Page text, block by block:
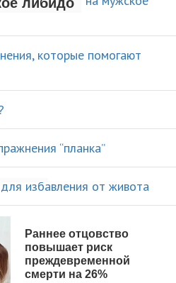
легко
упражнения
для
Раннее отцовство
повышает риск
преждевременной
смерти на 26%